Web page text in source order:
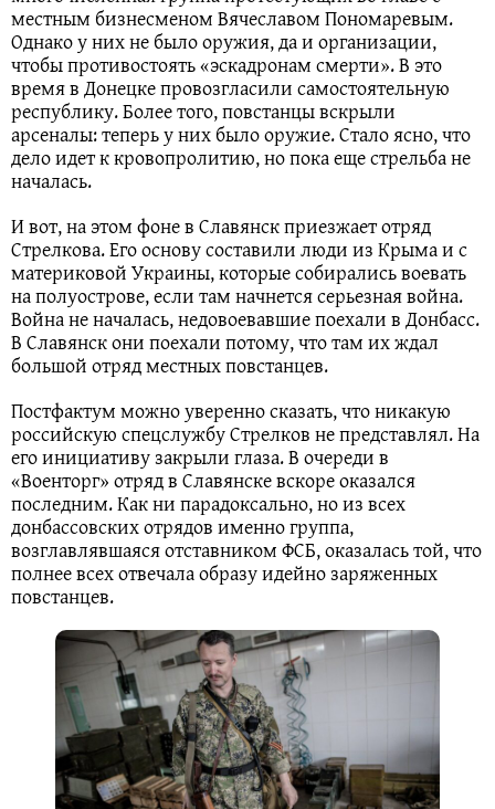
местным бизнесменом Вячеславом Пономаревым.
Однако у них не было оружия, да и организации,
чтобы противостоять «эскадронам смерти». В это
время в Донецке провозгласили самостоятельную
республику. Более того, повстанцы вскрыли
арсеналы: теперь у них было оружие. Стало ясно, что
дело идет к кровопролитию, но пока еще стрельба не
началась.
И вот, на этом фоне в Славянск приезжает отряд
Стрелкова. Его основу составили люди из Крыма и с
материковой Украины, которые собирались воевать
на полуострове, если там начнется серьезная война.
Война не началась, недовоевавшие поехали в Донбасс.
В Славянск они поехали потому, что там их ждал
большой отряд местных повстанцев.
Постфактум можно уверенно сказать, что никакую
российскую спецслужбу Стрелков не представлял. На
его инициативу закрыли глаза. В очереди в
«Военторг» отряд в Славянске вскоре оказался
последним. Как ни парадоксально, но из всех
донбассовских отрядов именно группа,
возглавлявшаяся отставником ФСБ, оказалась той, что
полнее всех отвечала образу идейно заряженных
повстанцев.